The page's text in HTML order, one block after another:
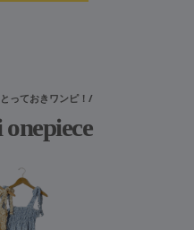
っておきワンピ！/